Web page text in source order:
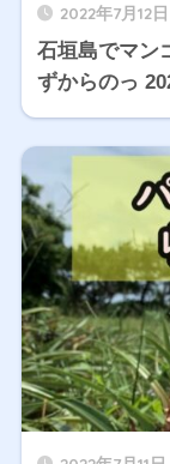
2022年7月12日
石垣島でマン
ずからのっ